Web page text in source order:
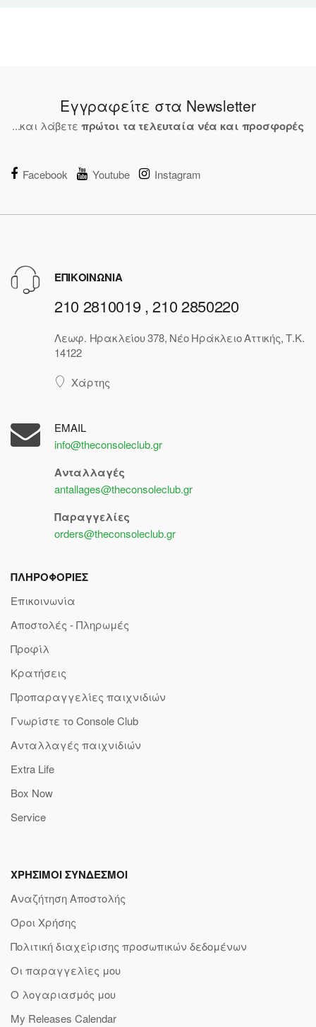
Εγγραφείτε στα Newsletter
...και λάβετε πρώτοι τα τελευταία νέα και προσφορές
Facebook Youtube Instagram
ΕΠΙΚΟΙΝΩΝΙΑ
210 2810019 , 210 2850220
Λεωφ. Ηρακλείου 378, Νέο Ηράκλειο Αττικής, Τ.Κ.
14122
Χάρτης
EMAIL
info@theconsoleclub.gr
Ανταλλαγές
antallages@theconsoleclub.gr
Παραγγελίες
orders@theconsoleclub.gr
ΠΛΗΡΟΦΟΡΙΕΣ
Επικοινωνία
Αποστολές - Πληρωμές
Προφίλ
Κρατήσεις
Προπαραγγελίες παιχνιδιών
Γνωρίστε το Console Club
Ανταλλαγές παιχνιδιών
Extra Life
Box Now
Service
ΧΡΗΣΙΜΟΙ ΣΥΝΔΕΣΜΟΙ
Αναζήτηση Αποστολής
Όροι Χρήσης
Πολιτική διαχείρισης προσωπικών δεδομένων
Οι παραγγελίες μου
Ο λογαριασμός μου
My Releases Calendar